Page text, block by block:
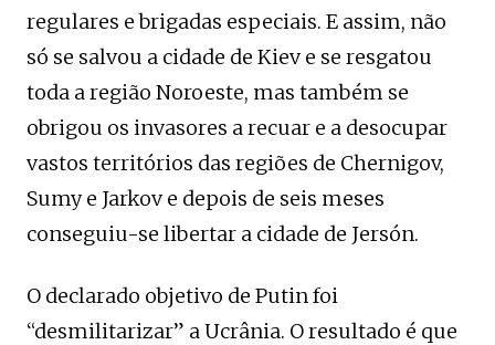
regulares e brigadas especiais. E assim, não
só se salvou a cidade de Kiev e se resgatou
toda a região Noroeste, mas também se
obrigou os invasores a recuar e a desocupar
vastos territórios das regiões de Chernigov,
Sumy e Jarkov e depois de seis meses
conseguiu-se libertar a cidade de Jersón.
O declarado objetivo de Putin foi
“desmilitarizar” a Ucrânia. O resultado é que